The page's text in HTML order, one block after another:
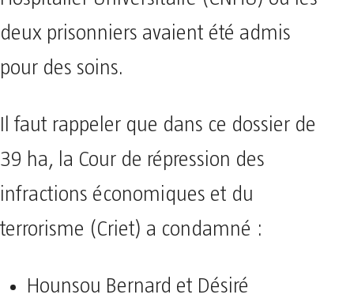
deux prisonniers avaient été admis
pour des soins.
Il faut rappeler que dans ce dossier de
39 ha, la Cour de répression des
infractions économiques et du
terrorisme (Criet) a condamné :
Hounsou Bernard et Désiré